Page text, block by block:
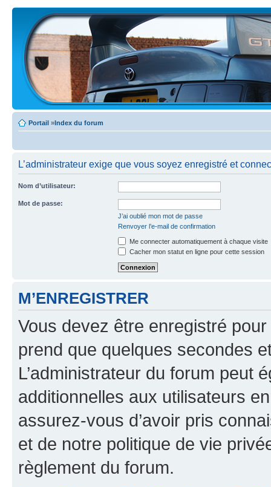
Portail »Index du forum
L’administrateur exige que vous soyez enregistré et
Nom d’utilisateur:
Mot de passe:
J’ai oublié mon mot de passe
Renvoyer l’e-mail de confirmation
Me connecter automatiquement à chaque visite
Cacher mon statut en ligne pour cette session
M’ENREGISTRER
Vous devez être enregistré
prend que quelques secondes
L’administrateur du forum peut
additionnelles aux utilisateurs
assurez-vous d’avoir pris
et de notre politique de vie
règlement du forum.